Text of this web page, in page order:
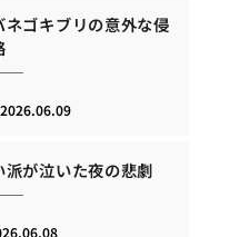
ゴキブリの意外な侵
2026.06.09
が泣いた夜の悲劇